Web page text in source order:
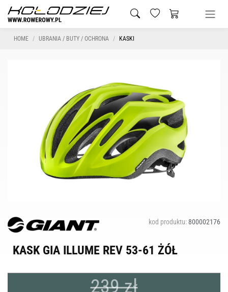
HOME UBRANIA / BUTY / OCHRONA KASKI
kod produktu:800002176
KASK GIA ILLUME REV 53-61 ŻÓŁ
239 zł